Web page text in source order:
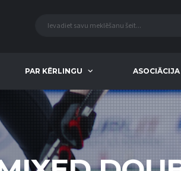
PAR KĒRLINGU ASOCIĀCIJA